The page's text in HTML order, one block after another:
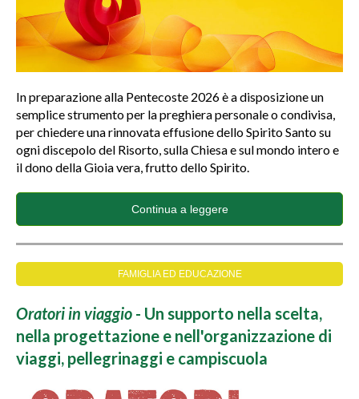
In preparazione alla Pentecoste 2026 è a disposizione un
semplice strumento per la preghiera personale o condivisa,
per chiedere una rinnovata effusione dello Spirito Santo su
ogni discepolo del Risorto, sulla Chiesa e sul mondo intero e
il dono della Gioia vera, frutto dello Spirito.
Continua a leggere
FAMIGLIA ED EDUCAZIONE
Oratori in viaggio - Un supporto nella scelta,
nella progettazione e nell'organizzazione di
viaggi, pellegrinaggi e campiscuola